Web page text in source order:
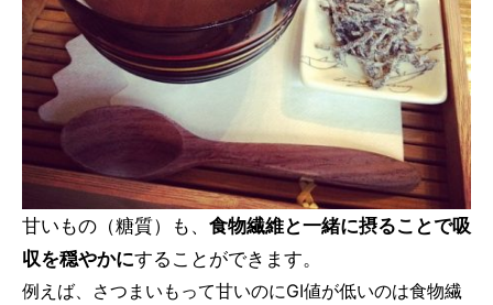
甘いもの（糖質）も、 食物繊維と一緒に摂ることで吸
収を穏やかにすることができます。
例えば、さつまいもって甘いのにGI値が低いのは食物繊